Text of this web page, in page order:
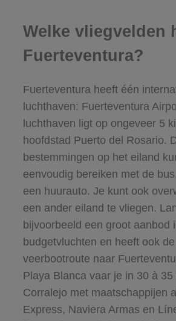
Welke vliegvelden
Fuerteventura?
Fuerteventura heeft één
luchthaven: Fuerteventura
luchthaven ligt op ongeveer 5
hoofdstad Puerto del Rosario.
bestemmingen op het eiland
eenvoudig bereiken met de
een huurauto. Je kunt ook
een ander eiland te vliegen.
bijvoorbeeld een groot aanbod
budgetvluchten en heeft ook
veerbootroute naar
Playa Blanca vaar je in 30 à
Corralejo met maatschappijen
Express, Naviera Armas en